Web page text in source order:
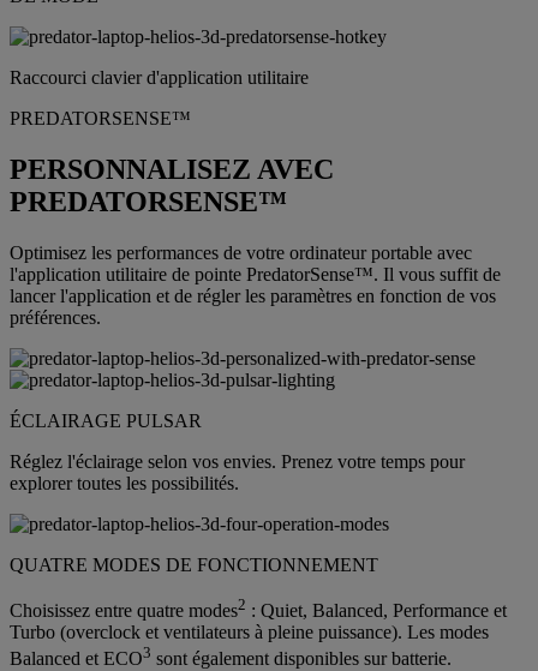
Raccourci clavier d'application utilitaire
PREDATORSENSE™
PERSONNALISEZ AVEC
PREDATORSENSE™
Optimisez les performances de votre ordinateur portable avec
l'application utilitaire de pointe PredatorSense™. Il vous suffit de
lancer l'application et de régler les paramètres en fonction de vos
préférences.
ÉCLAIRAGE PULSAR
Réglez l'éclairage selon vos envies. Prenez votre temps pour
explorer toutes les possibilités.
QUATRE MODES DE FONCTIONNEMENT
Choisissez entre quatre modes2 : Quiet, Balanced, Performance et
Turbo (overclock et ventilateurs à pleine puissance). Les modes
Balanced et ECO3 sont également disponibles sur batterie.